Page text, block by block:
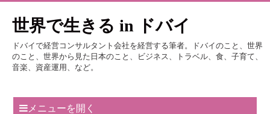
世界で生きる in ドバイ
ドバイで経営コンサルタント会社を経営する筆者。ドバイのこと、世界
のこと、世界から見た日本のこと、ビジネス、トラベル、食、子育て、
音楽、資産運用、など。
メニューを開く